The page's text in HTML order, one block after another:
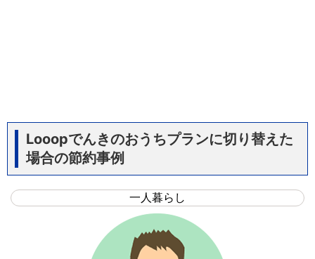
Looopでんきのおうちプランに切り替えた
場合の節約事例
一人暮らし